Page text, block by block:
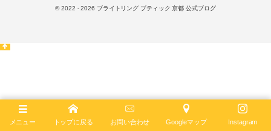
© 2022 - 2026 ブライトリング ブティック 京都 公式ブログ
メニュー トップに戻る お問い合わせ Googleマップ Instagram